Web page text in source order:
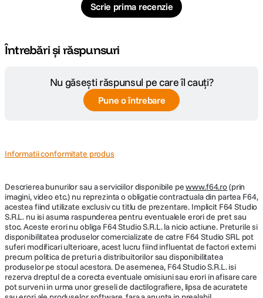
Scrie prima recenzie
Întrebări și răspunsuri
Nu găsești răspunsul pe care îl cauți?
Pune o întrebare
Informatii conformitate produs
Descrierea bunurilor sau a serviciilor disponibile pewww.f64.ro(prin
imagini, video etc.) nu reprezinta o obligatie contractuala din partea F64,
acestea fiind utilizate exclusiv cu titlu de prezentare. Implicit F64 Studio
S.R.L. nu isi asuma raspunderea pentru eventualele erori de pret sau
stoc. Aceste erori nu obliga F64 Studio S.R.L. la nicio actiune. Preturile si
disponibilitatea produselor comercializate de catre F64 Studio SRL pot
suferi modificari ulterioare, acest lucru fiind influentat de factori externi
precum politica de preturi a distribuitorilor sau disponibilitatea
produselor pe stocul acestora. De asemenea, F64 Studio S.R.L. isi
rezerva dreptul de a corecta eventuale omisiuni sau erori in afisare care
pot surveni in urma unor greseli de dactilografiere, lipsa de acuratete